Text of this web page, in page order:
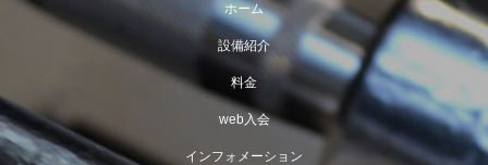
ホーム
設備紹介
料金
web入会
インフォメーション